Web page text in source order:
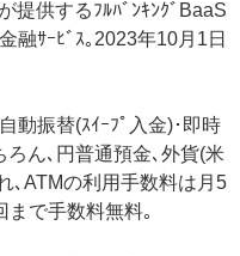
提供するﾌﾙﾊﾞﾝｷﾝｸﾞBaaS
融ｻｰﾋﾞｽ｡2023年10月1日
動振替(ｽｲｰﾌﾟ入金)･即時
ろん､円普通預金､外貨(米
､ATMの利用手数料は月5
まで手数料無料｡